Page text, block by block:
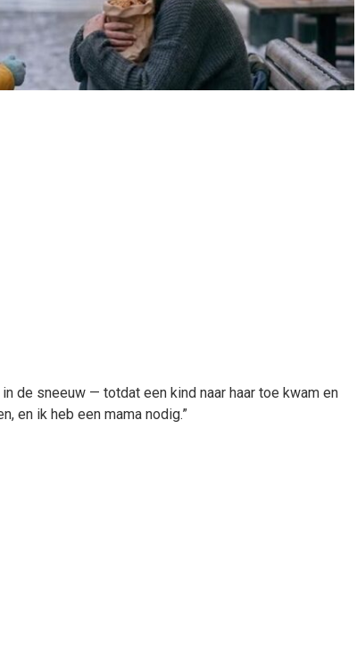
de sneeuw — totdat een kind naar haar toe kwam en
en ik heb een mama nodig.”